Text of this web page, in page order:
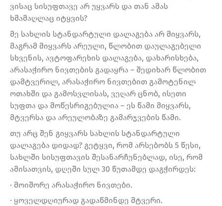
ვისაც სისუფთავე არ უყვარს და თან ამას
ხმამაღლაც იტყვის?
მე სახლის სტანდარტული დალაგება არ მიყვარს,
მაგრამ მიყვარს არეული, წლობით დაულაგებელი
სხვენის, ავტოფარეხის დალაგება, დახარისხება,
არასაჭირო ნივთების გადაყრა – შედიხარ წლობით
დამტვერილ, არასაჭირო ნივთებით გამოტენილ
ოთახში და გამოსვლისას, ვეღარ ცნობ, ისეთი
სუფთა და მოწესრიგებულია – ეს წამი მიყვარს,
მტვერსა და არეულობაზე გამარჯვების წამი.
თუ არც შენ გიყვარს სახლის სტანდარტული
დალაგება დიდად? გეტყვი, რომ არსებობს 5 წესი,
სახლში სისუფთავის შესანარჩუნებლად, ისე, რომ
ამისათვის, დღეში სულ 30 წუთამდე დაგჭირდეს:
· მოიშორე არასაჭირო ნივთები.
· ყოველდღიურად გადაწმინდე მტვერი.